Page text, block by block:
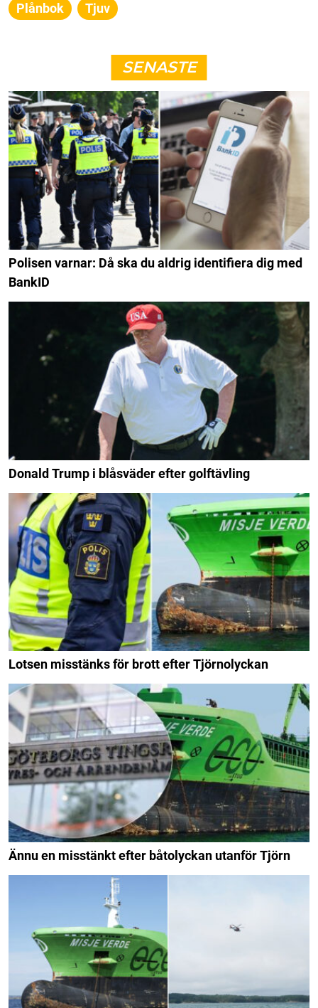
Plånbok
Tjuv
SENASTE
Polisen varnar: Då ska du aldrig identifiera dig med
BankID
Donald Trump i blåsväder efter golftävling
Lotsen misstänks för brott efter Tjörnolyckan
Ännu en misstänkt efter båtolyckan utanför Tjörn